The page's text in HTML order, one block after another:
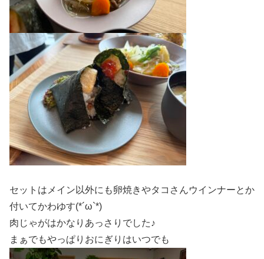
セットはメイン以外にも卵焼きやタコさんウインナーとか
付いてかわゆす(*´ω`*)
肉じゃがはかなりあっさりでした♪
まぁでもやっぱりおにぎりはいつでも